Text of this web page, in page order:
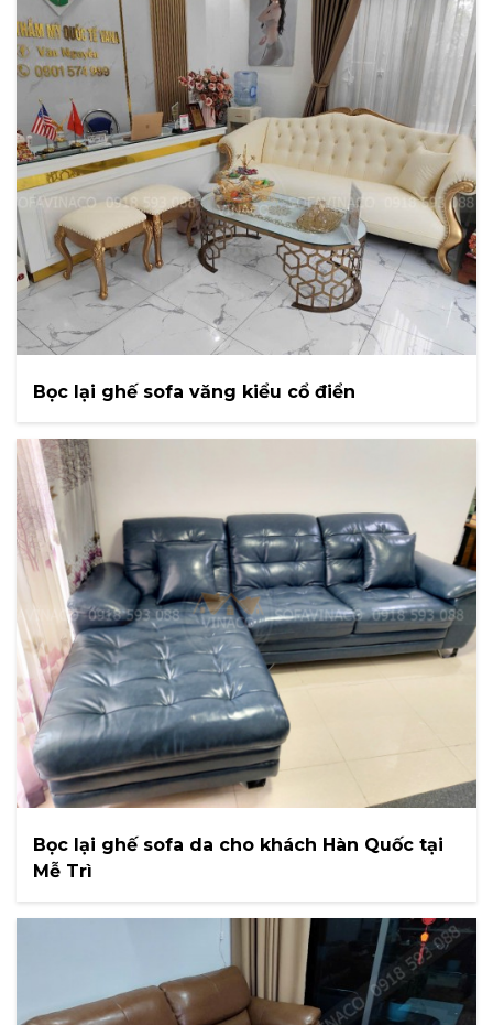
Bọc lại ghế sofa văng kiểu cổ điển
Bọc lại ghế sofa da cho khách Hàn Quốc tại
Mễ Trì